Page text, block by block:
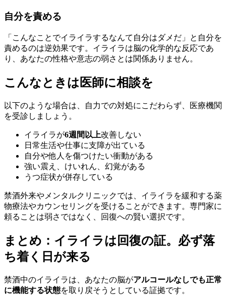
自分を責める
「こんなことでイライラするなんて自分はダメだ」と自分を
責めるのは逆効果です。イライラは脳の化学的な反応であ
り、あなたの性格や意志の弱さとは関係ありません。
こんなときは医師に相談を
以下のような場合は、自力での対処にこだわらず、医療機関
を受診しましょう。
イライラが6週間以上改善しない
日常生活や仕事に支障が出ている
自分や他人を傷つけたい衝動がある
強い震え、けいれん、幻覚がある
うつ症状が併存している
禁酒外来やメンタルクリニックでは、イライラを緩和する薬
物療法やカウンセリングを受けることができます。専門家に
頼ることは弱さではなく、回復への賢い選択です。
まとめ：イライラは回復の証。必ず落
ち着く日が来る
禁酒中のイライラは、あなたの脳がアルコールなしでも正常
に機能する状態を取り戻そうとしている証拠です。